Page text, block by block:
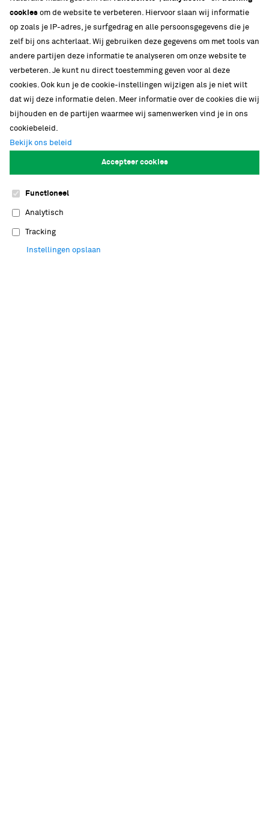
onderzoeksgroepen. Naturalis biedt jong
wetenschappelijk talent graag de ruimte om
cookies om de website te verbeteren. Hiervoor slaan wij informatie
op zoals je IP-adres, je surfgedrag en alle persoonsgegevens die je
zelf bij ons achterlaat. Wij gebruiken deze gegevens om met tools van
andere partijen deze informatie te analyseren om onze website te
verbeteren. Je kunt nu direct toestemming geven voor al deze
cookies. Ook kun je de cookie-instellingen wijzigen als je niet wilt
dat wij deze informatie delen. Meer informatie over de cookies die wij
bijhouden en de partijen waarmee wij samenwerken vind je in ons
cookiebeleid.
Bekijk ons beleid
Accepteer cookies
Functioneel
Analytisch
Tracking
Instellingen opslaan